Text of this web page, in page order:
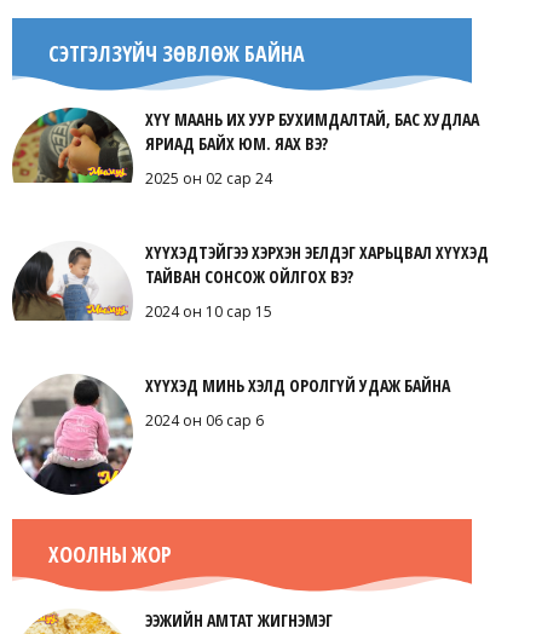
СЭТГЭЛЗҮЙЧ ЗӨВЛӨЖ БАЙНА
ХҮҮ МААНЬ ИХ УУР БУХИМДАЛТАЙ, БАС ХУДЛАА
ЯРИАД БАЙХ ЮМ. ЯАХ ВЭ?
2025 он 02 сар 24
ХҮҮХЭДТЭЙГЭЭ ХЭРХЭН ЭЕЛДЭГ ХАРЬЦВАЛ ХҮҮХЭД
ТАЙВАН СОНСОЖ ОЙЛГОХ ВЭ?
2024 он 10 сар 15
ХҮҮХЭД МИНЬ ХЭЛД ОРОЛГҮЙ УДАЖ БАЙНА
2024 он 06 сар 6
ХООЛНЫ ЖОР
ЭЭЖИЙН АМТАТ ЖИГНЭМЭГ